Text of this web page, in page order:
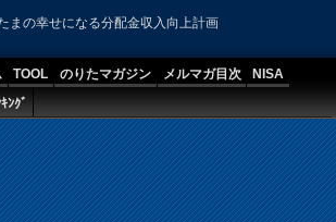
まの幸せになる分配金収入向上計画
TOOL のりたマガジン メルマガ目次
NISA
ﾝｸﾞ